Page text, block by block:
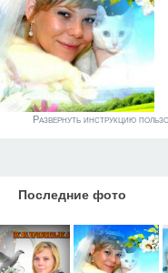
Развернуть инструкцию
Последние фото